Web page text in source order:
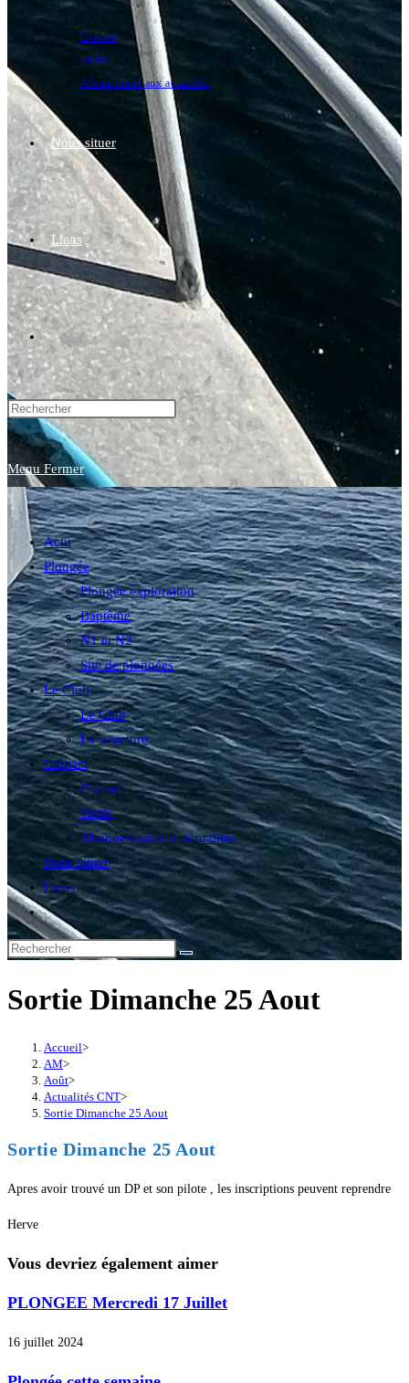
Contact
Tarifs
Abonnement aux actualités
Nous situer
Liens
Toggle
website
search
Menu Fermer
Actu
Plongée
Plongée exploration
Baptême
N1 et N2
Site de plongées
Le Club
Le Club
La structure
Contact
Contact
Tarifs
Abonnement aux actualités
Nous situer
Liens
Toggle
website
search
Sortie Dimanche 25 Aout
Accueil>
AM>
Août>
Actualités CNT>
Sortie Dimanche 25 Aout
Sortie Dimanche 25 Aout
Apres avoir trouvé un DP et son pilote , les inscriptions peuvent reprendre
Herve
Vous devriez également aimer
PLONGEE Mercredi 17 Juillet
16 juillet 2024